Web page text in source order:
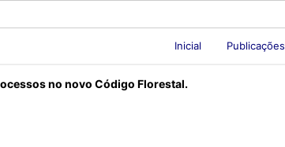
Inicial Publicações
no novo Código Florestal.